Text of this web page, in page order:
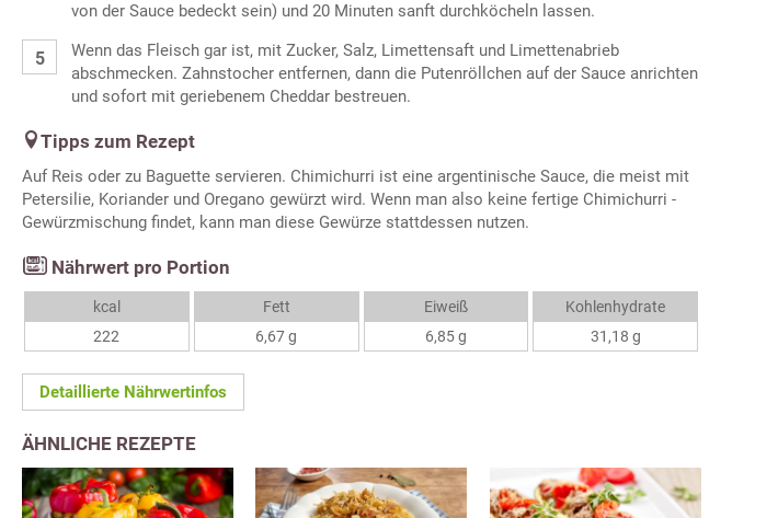
von der Sauce bedeckt sein) und 20 Minuten sanft durchköcheln lassen.
Wenn das Fleisch gar ist, mit Zucker, Salz, Limettensaft und Limettenabrieb
abschmecken. Zahnstocher entfernen, dann die Putenröllchen auf der Sauce anrichten
und sofort mit geriebenem Cheddar bestreuen.
Tipps zum Rezept
Auf Reis oder zu Baguette servieren. Chimichurri ist eine argentinische Sauce, die meist mit
Petersilie, Koriander und Oregano gewürzt wird. Wenn man also keine fertige Chimichurri -
Gewürzmischung findet, kann man diese Gewürze stattdessen nutzen.
Nährwert pro Portion
kcal
222
Fett
6,67 g
Eiweiß
6,85 g
Kohlenhydrate
31,18 g
Detaillierte Nährwertinfos
ÄHNLICHE REZEPTE